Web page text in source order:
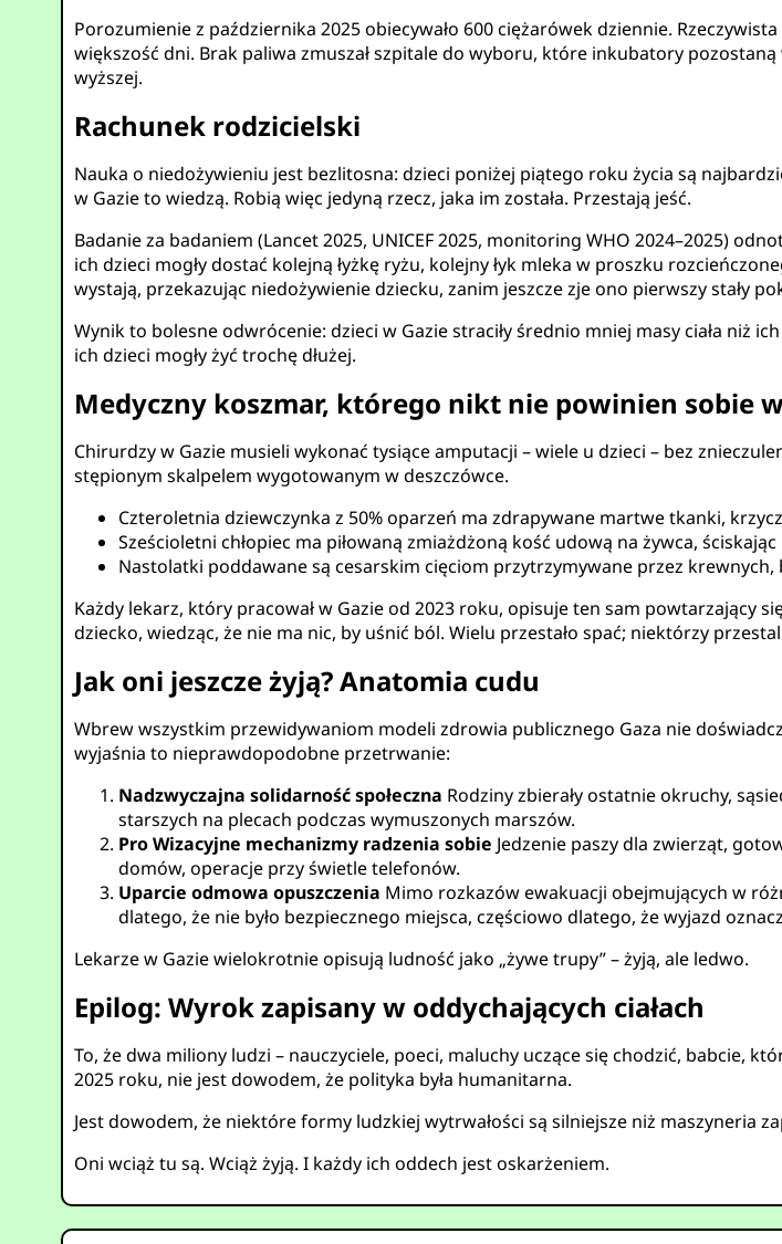
Porozumienie z października 2025 obiecywało 600 ciężarówek dziennie.
większość dni. Brak paliwa zmuszał szpitale do wyboru, które inkubatory
wyższej.
Rachunek rodzicielski
Nauka o niedożywieniu jest bezlitosna: dzieci poniżej piątego roku życia są
w Gazie to wiedzą. Robią więc jedyną rzecz, jaka im została. Przestają jeść.
Badanie za badaniem (Lancet 2025, UNICEF 2025, monitoring WHO 2024–2025)
ich dzieci mogły dostać kolejną łyżkę ryżu, kolejny łyk mleka w proszku
wystają, przekazując niedożywienie dziecku, zanim jeszcze zje ono pierwszy stały
Wynik to bolesne odwrócenie: dzieci w Gazie straciły średnio mniej masy ciała niż
ich dzieci mogły żyć trochę dłużej.
Medyczny koszmar, którego nikt nie powinien sobie
Chirurdzy w Gazie musieli wykonać tysiące amputacji – wiele u dzieci – bez
stępionym skalpelem wygotowanym w deszczówce.
Czteroletnia dziewczynka z 50% oparzeń ma zdrapywane martwe tkanki,
Sześcioletni chłopiec ma piłowaną zmiażdżoną kość udową na żywca,
Nastolatki poddawane są cesarskim cięciom przytrzymywane przez krewnych,
Każdy lekarz, który pracował w Gazie od 2023 roku, opisuje ten sam powtarzający
dziecko, wiedząc, że nie ma nic, by uśnić ból. Wielu przestało spać; niektórzy
Jak oni jeszcze żyją? Anatomia cudu
Wbrew wszystkim przewidywaniom modeli zdrowia publicznego Gaza nie
wyjaśnia to nieprawdopodobne przetrwanie:
Nadzwyczajna solidarność społeczna Rodziny zbierały ostatnie okruchy,
starszych na plecach podczas wymuszonych marszów.
Pro Wizacyjne mechanizmy radzenia sobie Jedzenie paszy dla zwierząt,
domów, operacje przy świetle telefonów.
Uparcie odmowa opuszczenia Mimo rozkazów ewakuacji obejmujących w
dlatego, że nie było bezpiecznego miejsca, częściowo dlatego, że wyjazd
Lekarze w Gazie wielokrotnie opisują ludność jako „żywe trupy” – żyją, ale ledwo.
Epilog: Wyrok zapisany w oddychających ciałach
To, że dwa miliony ludzi – nauczyciele, poeci, maluchy uczące się chodzić, babcie,
2025 roku, nie jest dowodem, że polityka była humanitarna.
Jest dowodem, że niektóre formy ludzkiej wytrwałości są silniejsze niż maszyneria
Oni wciąż tu są. Wciąż żyją. I każdy ich oddech jest oskarżeniem.